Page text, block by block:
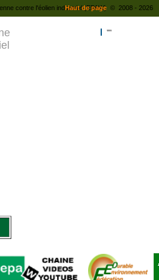
""
contre l'éolien industriel (EPAW) © 2008 - 2026
Haut de page